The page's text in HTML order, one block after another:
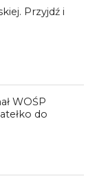
Przyjdź i
WOŚP
do